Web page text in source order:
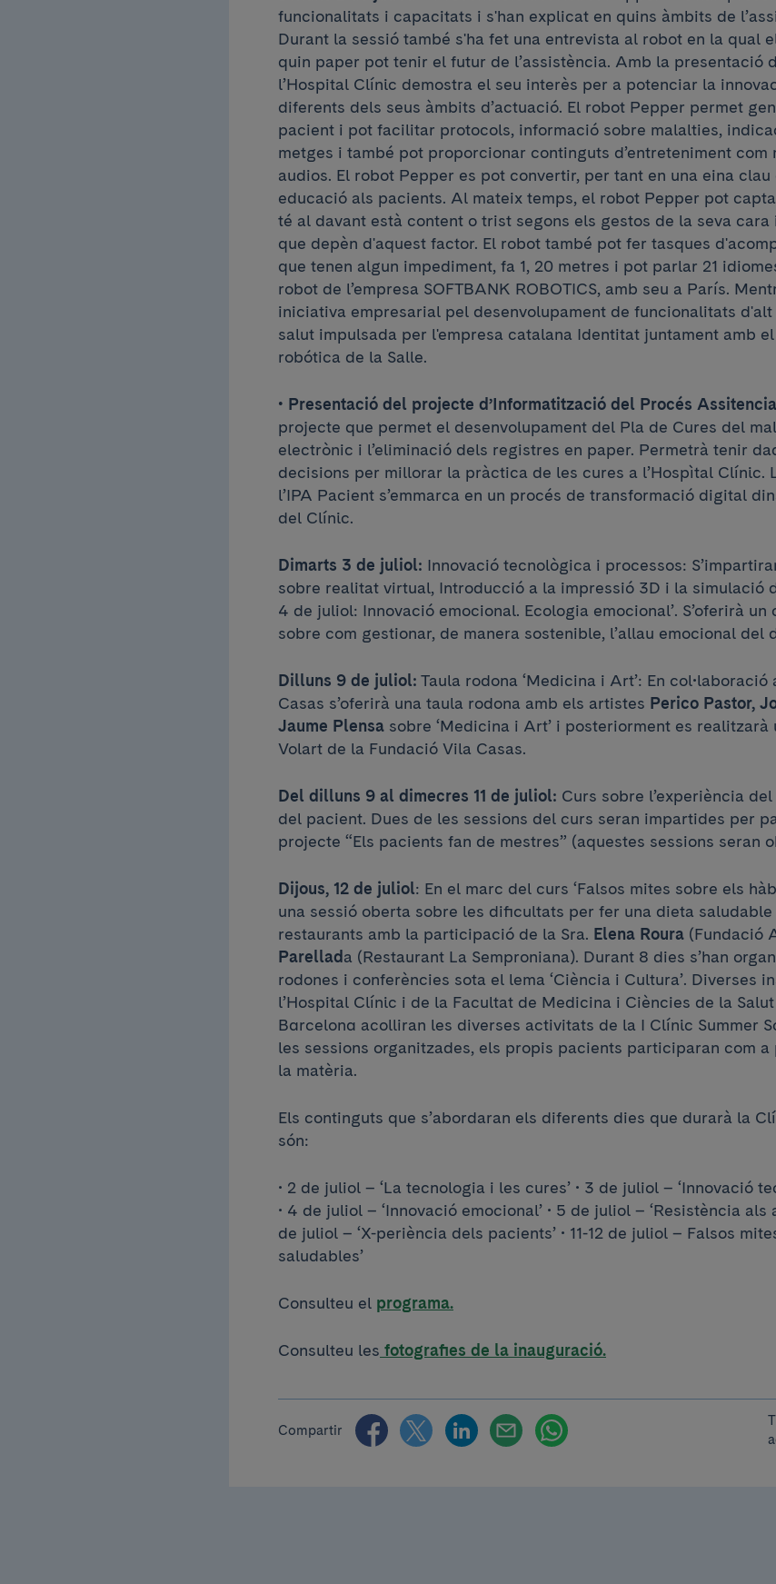
funcionalitats i capacitats i s'han explicat en quins àmbits de
Durant la sessió també s'ha fet una entrevista al robot en la qual
quin paper pot tenir el futur de l’assistència. Amb la presentació
l’Hospital Clínic demostra el seu interès per a potenciar la
diferents dels seus àmbits d’actuació. El robot Pepper permet
pacient i pot facilitar protocols, informació sobre malalties,
metges i també pot proporcionar continguts d’entreteniment com
audios. El robot Pepper es pot convertir, per tant en una eina
educació als pacients. Al mateix temps, el robot Pepper pot
té al davant està content o trist segons els gestos de la seva
que depèn d'aquest factor. El robot també pot fer tasques
que tenen algun impediment, fa 1, 20 metres i pot parlar 21
robot de l’empresa SOFTBANK ROBOTICS, amb seu a París.
iniciativa empresarial pel desenvolupament de funcionalitats
salut impulsada per l'empresa catalana Identitat juntament amb
robótica de la Salle.
• Presentació del projecte d’Informatització del Procés
projecte que permet el desenvolupament del Pla de Cures del
electrònic i l’eliminació dels registres en paper. Permetrà tenir
decisions per millorar la pràctica de les cures a l’Hospìtal Clínic.
l’IPA Pacient s’emmarca en un procés de transformació digital
del Clínic.
Dimarts 3 de juliol: Innovació tecnològica i processos:
sobre realitat virtual, Introducció a la impressió 3D i la simulació
4 de juliol: Innovació emocional. Ecologia emocional’. S’oferirà
sobre com gestionar, de manera sostenible, l’allau emocional del
Dilluns 9 de juliol: Taula rodona ‘Medicina i Art’: En
Casas s’oferirà una taula rodona amb els artistes Perico Pastor,
Jaume Plensa sobre ‘Medicina i Art’ i posteriorment es realitzarà
Volart de la Fundació Vila Casas.
Del dilluns 9 al dimecres 11 de juliol: Curs sobre l’experiència
del pacient. Dues de les sessions del curs seran impartides per
projecte “Els pacients fan de mestres” (aquestes sessions seran
Dijous, 12 de juliol: En el marc del curs ‘Falsos mites sobre els
una sessió oberta sobre les dificultats per fer una dieta saludable
restaurants amb la participació de la Sra. Elena Roura (Fundació
Parellada (Restaurant La Semproniana). Durant 8 dies s’han
rodones i conferències sota el lema ‘Ciència i Cultura’. Diverses
l’Hospital Clínic i de la Facultat de Medicina i Ciències de la
Barcelona acolliran les diverses activitats de la I Clínic Summer
les sessions organitzades, els propis pacients participaran com a
la matèria.
Els continguts que s’abordaran els diferents dies que durarà la
són:
• 2 de juliol – ‘La tecnologia i les cures’ • 3 de juliol – ‘Innovació
• 4 de juliol – ‘Innovació emocional’ • 5 de juliol – ‘Resistència als
de juliol – ‘X-periència dels pacients’ • 11-12 de juliol – Falsos
saludables’
Consulteu el programa.
Consulteu les fotografies de la inauguració.
Compartir